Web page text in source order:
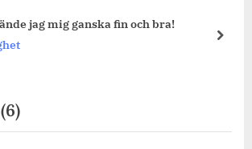
Att njuta av tystnaden.
next
(6)on
“Hejsan